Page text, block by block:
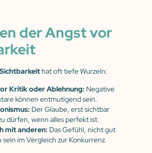
der Angst vor
hat oft tiefe Wurzeln:
Kritik oder Ablehnung: Negative
können entmutigend sein.
Der Glaube, erst sichtbar
dürfen, wenn alles perfekt ist.
mit anderen: Das Gefühl, nicht gut
sein im Vergleich zur Konkurrenz.